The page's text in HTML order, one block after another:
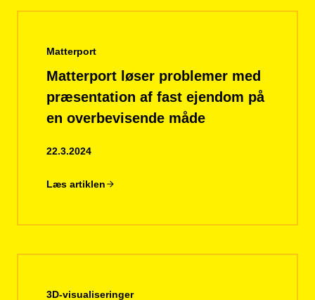
Matterport
Matterport løser problemer med
præsentation af fast ejendom på
en overbevisende måde
22.3.2024
Læs artiklen
3D-visualiseringer